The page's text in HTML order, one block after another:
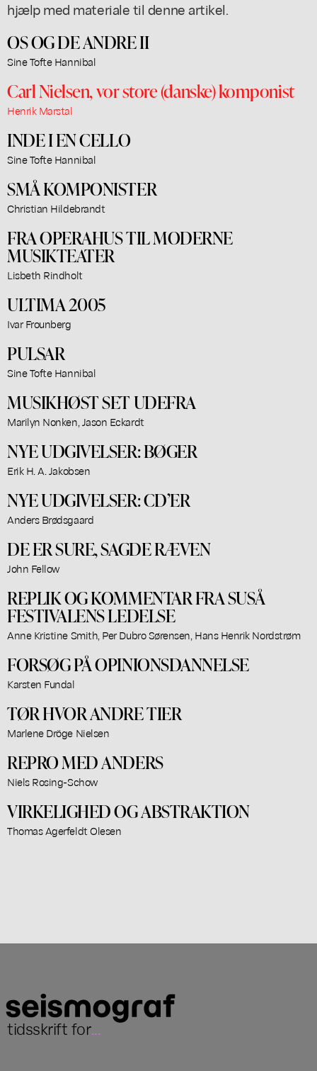
hjælp med materiale til denne artikel.
OS OG DE ANDRE II
Sine Tofte Hannibal
Carl Nielsen, vor store (danske) komponist
Henrik Marstal
INDE I EN CELLO
Sine Tofte Hannibal
SMÅ KOMPONISTER
Christian Hildebrandt
FRA OPERAHUS TIL MODERNE
MUSIKTEATER
Lisbeth Rindholt
ULTIMA 2005
Ivar Frounberg
PULSAR
Sine Tofte Hannibal
MUSIKHØST SET UDEFRA
Marilyn Nonken, Jason Eckardt
NYE UDGIVELSER: BØGER
Erik H. A. Jakobsen
NYE UDGIVELSER: CD’ER
Anders Brødsgaard
DE ER SURE, SAGDE RÆVEN
John Fellow
REPLIK OG KOMMENTAR FRA SUSÅ
FESTIVALENS LEDELSE
Anne Kristine Smith, Per Dubro Sørensen, Hans Henrik Nordstrøm
FORSØG PÅ OPINIONSDANNELSE
Karsten Fundal
TØR HVOR ANDRE TIER
Marlene Dröge Nielsen
REPRO MED ANDERS
Niels Rosing-Schow
VIRKELIGHED OG ABSTRAKTION
Thomas Agerfeldt Olesen
tidsskrift for...